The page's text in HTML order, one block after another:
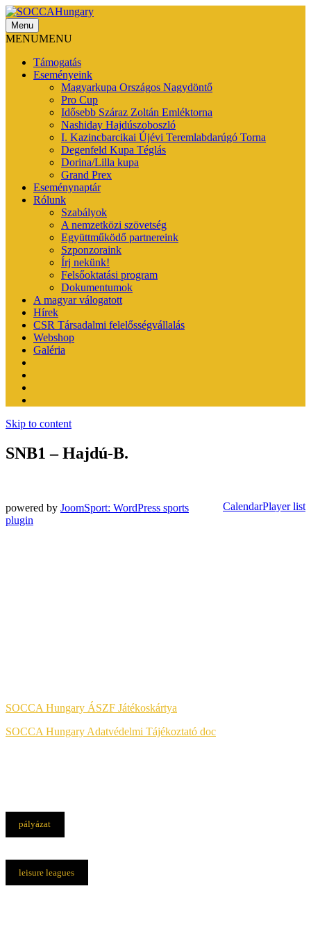
SOCCAHungary
Menu
MENUMENU
Támogatás
Eseményeink
Magyarkupa Országos Nagydöntő
Pro Cup
Idősebb Száraz Zoltán Emléktorna
Nashiday Hajdúszoboszló
I. Kazincbarcikai Újévi Teremlabdarúgó Torna
Degenfeld Kupa Téglás
Dorina/Lilla kupa
Grand Prex
Eseménynaptár
Rólunk
Szabályok
A nemzetközi szövetség
Együttműködő partnereink
Szponzoraink
Írj nekünk!
Felsőoktatási program
Dokumentumok
A magyar válogatott
Hírek
CSR Társadalmi felelősségvállalás
Webshop
Galéria
Skip to content
SNB1 – Hajdú-B.
CalendarPlayer list
powered by JoomSport: WordPress sports
plugin
SOCCA Hungary ÁSZF Játékoskártya
SOCCA Hungary Adatvédelmi Tájékoztató doc
pályázat
leisure leagues